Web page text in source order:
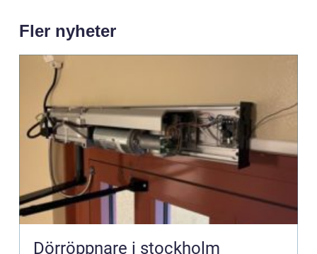
Fler nyheter
Dörröppnare i stockholm